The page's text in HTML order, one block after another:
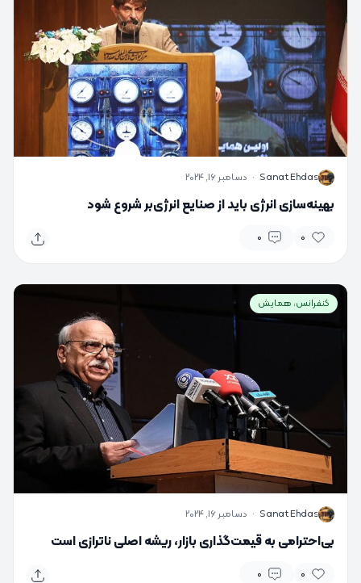
S
Sanat Ehdas
· دسامبر 16, 2024
بهینه‌سازی انرژی باید از صنایع انرژی‌بر شروع شود
0
0
کنفرانس، همایش
S
Sanat Ehdas
· دسامبر 16, 2024
بی‌احترامی به قیمت‌گذاری بازار، ریشه اصلی ناترازی است
0
0